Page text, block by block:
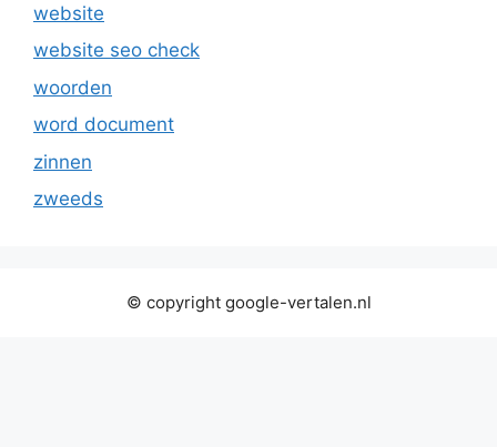
website
website seo check
woorden
word document
zinnen
zweeds
© copyright google-vertalen.nl